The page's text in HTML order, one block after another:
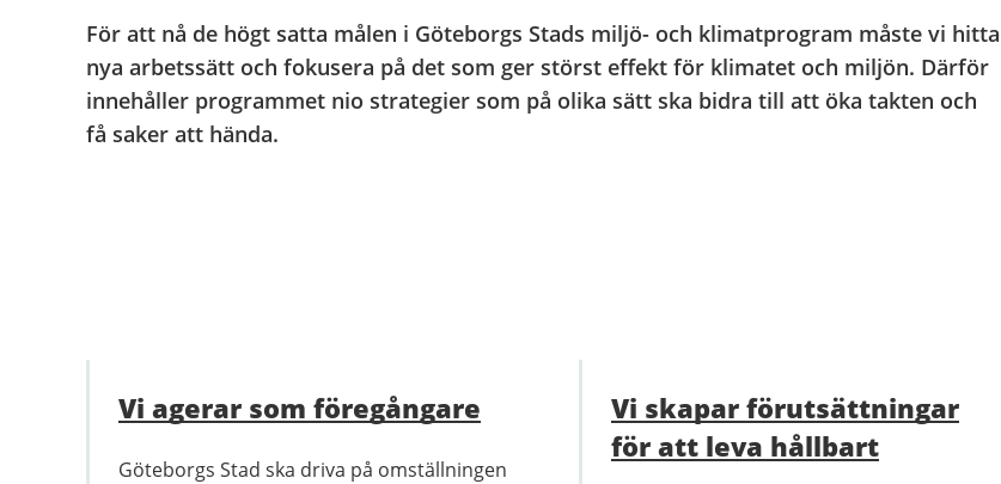
För att nå de högt satta målen i Göteborgs Stads miljö- och klimatprogram måste vi hitta
nya arbetssätt och fokusera på det som ger störst effekt för klimatet och miljön. Därför
innehåller programmet nio strategier som på olika sätt ska bidra till att öka takten och
få saker att hända.
Vi agerar som föregångare
Göteborgs Stad ska driva på omställningen
Vi skapar förutsättningar
för att leva hållbart